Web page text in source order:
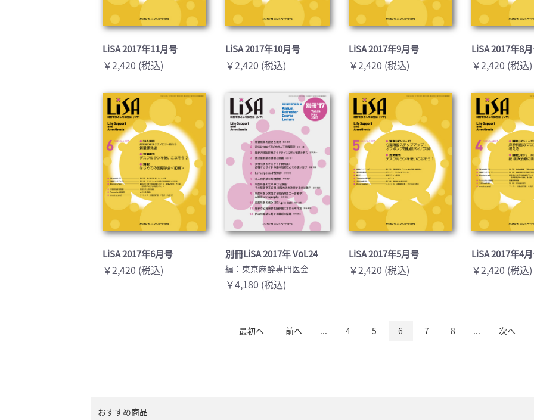
LiSA 2017年11月号
￥2,420 (税込)
LiSA 2017年10月号
￥2,420 (税込)
LiSA 2017年9月号
￥2,420 (税込)
LiSA 2017年8
￥2,420 (税込)
LiSA 2017年6月号
￥2,420 (税込)
別冊LiSA 2017年 Vol.24
編：東京麻酔専門医会
￥4,180 (税込)
LiSA 2017年5月号
￥2,420 (税込)
LiSA 2017年4
￥2,420 (税込)
最初へ 前へ ... 4 5 6 7 8 ... 次へ
おすすめ商品